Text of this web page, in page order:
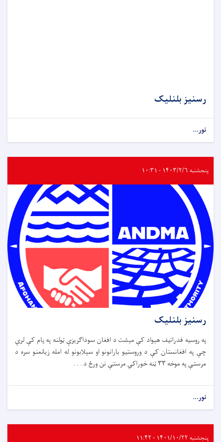
رسنیز بلنلیک
نور...
پنجشنبه ۱۴۰۳/۲/۶ - ۱۰:۳۱
رسنیز بلنلیک
په روسیه فدراتیف هېواد کې مېشت د افغان سوداګریزې ټولنه په پام کې لري
چې په افغانستان کې د وروستیو بارانونو او سېلابونو له امله زیانمنو سره د
مرستې په موخه ۳۳ ټنه خوراکي مرستې نن ورځ د . . .
نور...
پنجشنبه ۱۴۰۱/۱۰/۲۲ - ۱۱:۴۲